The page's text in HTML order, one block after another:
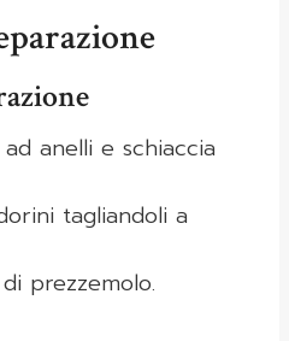
anelli e schiaccia
tagliandoli a
prezzemolo.